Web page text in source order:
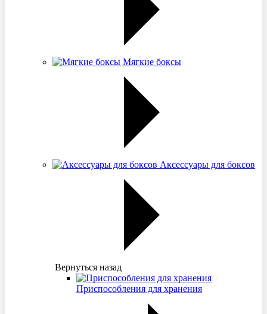
Мягкие боксы
Аксессуары для боксов
Вернуться назад
Приспособления для хранения